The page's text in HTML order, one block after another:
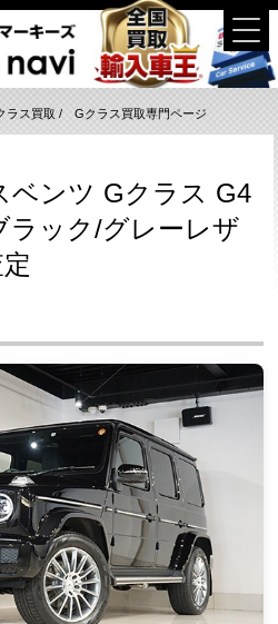
ラス買取 /Gクラス買取専門ページ
ベンツ Gクラス G4
ラック/グレーレザ